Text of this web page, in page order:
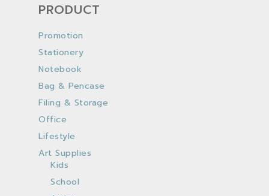
PRODUCT
Promotion
Stationery
Notebook
Bag & Pencase
Filing & Storage
Office
Lifestyle
Art Supplies
Kids
School